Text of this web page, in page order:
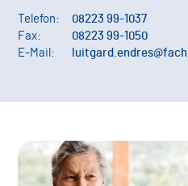
Telefon:
08223 99-1037
Fax:
08223 99-1050
E-Mail: